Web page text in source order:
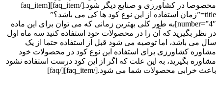
مخصوصا در کشاورزی و صنایع دیگر شود.[/faq_item][faq_item
title=”زمان استفاده از این نوع کود ها کی می باشد؟”
number=”4″]به طور کلی بهترین زمانی که می توان برای این ماده
در نظر بگیرید که آن را در محصولات خود استفاده کنید سه ماه اول
سال می باشد، اما توصیه می شود قبل از استفاده حتما از یک
مشاوره کشاورزی برای استفاده این نوع کود در محصولات خود
مشاوره بگیرید، به این علت که اگر از این کود درست استفاده نشود
باعث خرابی محصولات شما می شود.[/faq_item][/faq]